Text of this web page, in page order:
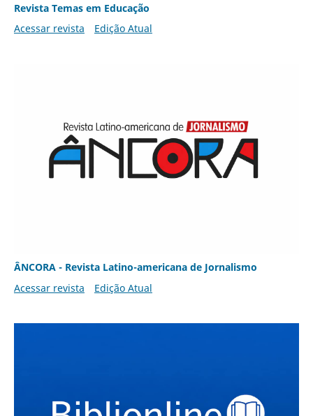
Revista Temas em Educação
Acessar revista
Edição Atual
ÂNCORA - Revista Latino-americana de Jornalismo
Acessar revista
Edição Atual